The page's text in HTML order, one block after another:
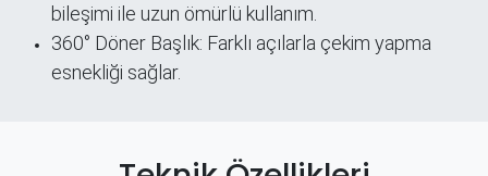
bileşimi ile uzun ömürlü kullanım.
360° Döner Başlık: Farklı açılarla çekim yapma
esnekliği sağlar.